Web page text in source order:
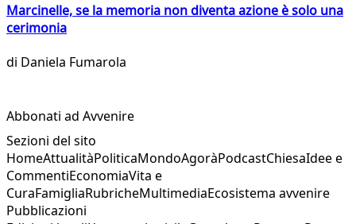
Marcinelle, se la memoria non diventa azione è solo una
cerimonia
di Daniela Fumarola
Abbonati ad Avvenire
Sezioni del sito
HomeAttualitàPoliticaMondoAgoràPodcastChiesaIdee e
CommentiEconomiaVita e
CuraFamigliaRubricheMultimediaEcosistema avvenire
Pubblicazioni